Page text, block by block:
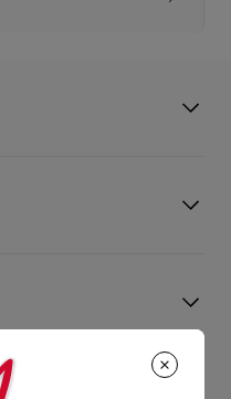
シグネチャーモデルは、ブ
し、彫刻のような装飾が
が特徴です。
きらめくカタツムリが佇ん
もっと読む
用いただくために、いく
くは製品のお手入れをご確